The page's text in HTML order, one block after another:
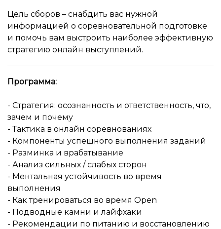
Цель сборов – снабдить вас нужной
информацией о соревновательной подготовке
и помочь вам выстроить наиболее эффективную
стратегию онлайн выступлений.
Программа:
- Стратегия: осознанность и ответственность, что,
зачем и почему
- Тактика в онлайн соревнованиях
- Компоненты успешного выполнения заданий
- Разминка и врабатывание
- Анализ сильных / слабых сторон
- Ментальная устойчивость во время
выполнения
- Как тренироваться во время Open
- Подводные камни и лайфхаки
- Рекомендации по питанию и восстановлению